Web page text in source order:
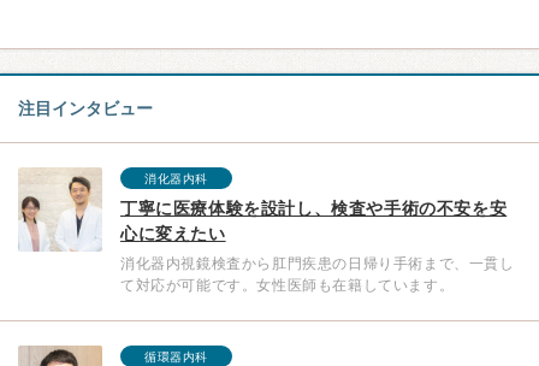
注目インタビュー
消化器内科
丁寧に医療体験を設計し、検査や手術の不安を安
心に変えたい
消化器内視鏡検査から肛門疾患の日帰り手術まで、一貫し
て対応が可能です。女性医師も在籍しています。
循環器内科